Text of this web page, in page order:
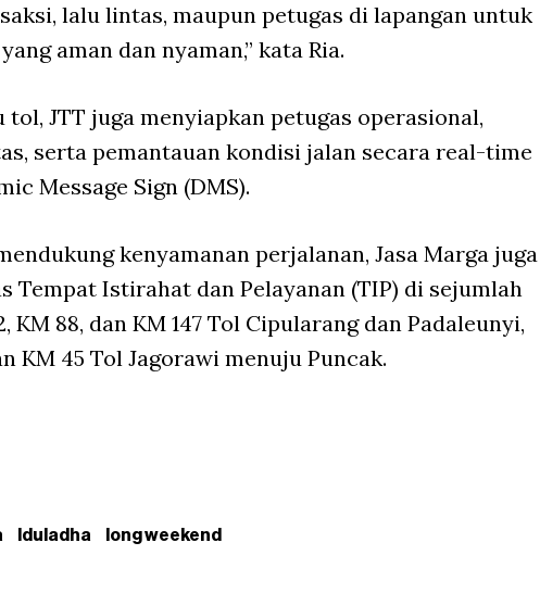
lalu lintas, maupun petugas di lapangan untuk
aman dan nyaman,” kata Ria.
JTT juga menyiapkan petugas operasional,
serta pemantauan kondisi jalan secara real-time
Message Sign (DMS).
kenyamanan perjalanan, Jasa Marga juga
Tempat Istirahat dan Pelayanan (TIP) di sejumlah
KM 88, dan KM 147 Tol Cipularang dan Padaleunyi,
KM 45 Tol Jagorawi menuju Puncak.
Iduladha long weekend